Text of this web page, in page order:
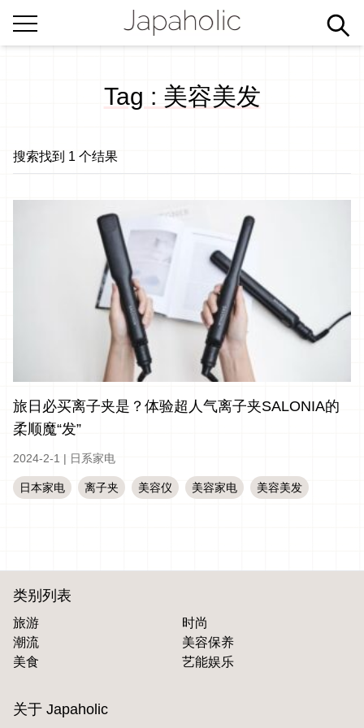
Tag : 美容美发
搜索找到 1 个结果
旅日必买离子夹是？体验超人气离子夹SALONIA的
柔顺魔“发”
2024-2-1 | 日系家电
日本家电 离子夹 美容仪 美容家电 美容美发
类别列表
旅游
时尚
潮流
美容保养
美食
艺能娱乐
关于 Japaholic